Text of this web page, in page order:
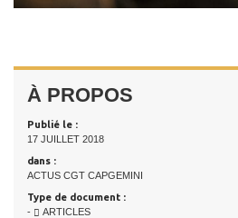
À PROPOS
Publié le :
17 JUILLET 2018
dans :
ACTUS CGT CAPGEMINI
Type de document :
-
ARTICLES